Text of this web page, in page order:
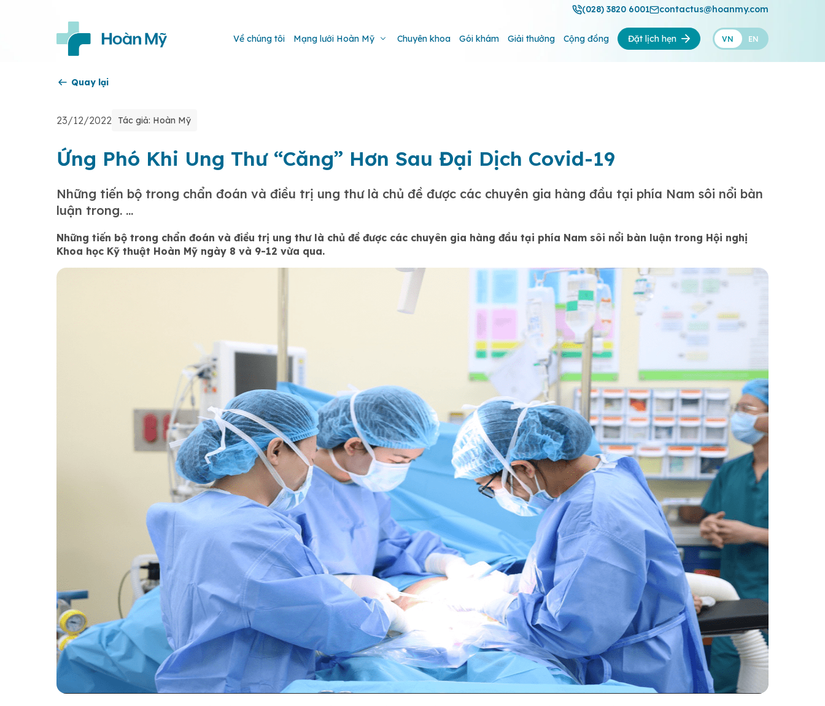
(028) 3820 6001 contactus@hoanmy.com
Về chúng tôi Mạng lưới Hoàn Mỹ Chuyên khoa Gói khám Giải thưởng Cộng đồng Đặt lịch hẹn VN EN
Quay lại
23/12/2022 Tác giả: Hoàn Mỹ
Ứng Phó Khi Ung Thư “Căng” Hơn Sau Đại Dịch Covid-19
Những tiến bộ trong chẩn đoán và điều trị ung thư là chủ đề được các chuyên gia hàng đầu tại phía Nam sôi nổi bàn
luận trong. ...
Những tiến bộ trong chẩn đoán và điều trị ung thư là chủ đề được các chuyên gia hàng đầu tại phía Nam sôi nổi bàn luận trong Hội nghị
Khoa học Kỹ thuật Hoàn Mỹ ngày 8 và 9-12 vừa qua.